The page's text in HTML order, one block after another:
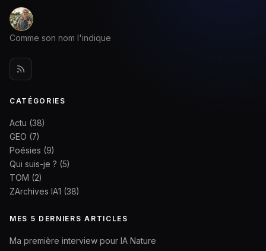
Comme son nom l'indique
CATÉGORIES
Actu (38)
GEO (7)
Poésies (9)
Qui suis-je ? (5)
TOM (2)
ZArchives IA1 (38)
MES 5 DERNIERS ARTICLES
Ma première interview pour IA Nature